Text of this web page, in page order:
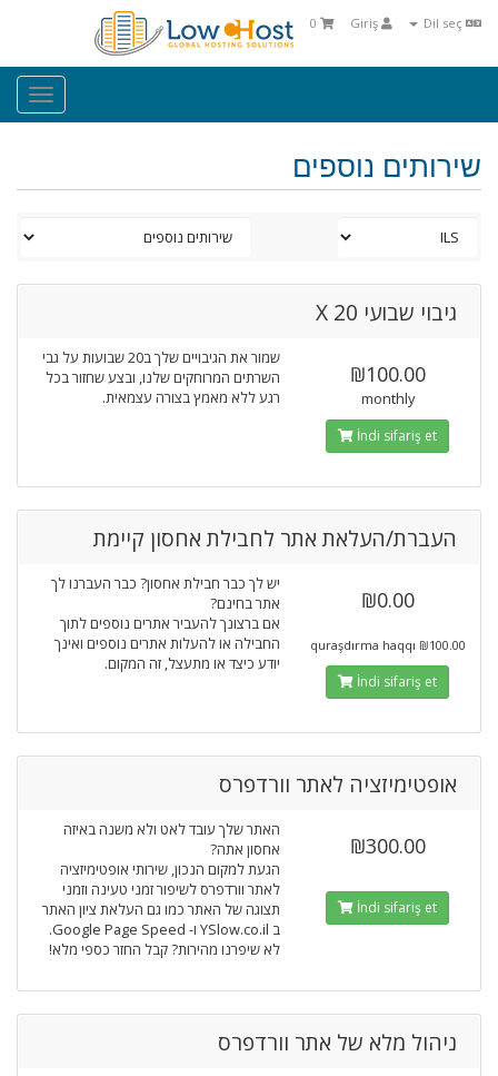
0
שירותים נוספים
גיבוי שבועי X 20
שמור את הגיבויים שלך ב20 שבועות על גבי
השרתים המרוחקים שלנו, ובצע שחזור בכל
רגע ללא מאמץ בצורה עצמאית.
₪100.00
monthly
İndi sifariş et
העברת/העלאת אתר לחבילת אחסון קיימת
יש לך כבר חבילת אחסון? כבר העברנו לך
אתר בחינם?
אם ברצונך להעביר אתרים נוספים לתוך
החבילה או להעלות אתרים נוספים ואינך
יודע כיצד או מתעצל, זה המקום.
₪0.00
₪100.00 quraşdırma haqqı
İndi sifariş et
אופטימיזציה לאתר וורדפרס
האתר שלך עובד לאט ולא משנה באיזה
אחסון אתה?
הגעת למקום הנכון, שירותי אופטימיזציה
לאתר וורדפרס לשיפור זמני טעינה וזמני
תצוגה של האתר כמו גם העלאת ציון האתר
ב YSlow.co.il ו- Google Page Speed.
לא שיפרנו מהירות? קבל החזר כספי מלא!
₪300.00
İndi sifariş et
ניהול מלא של אתר וורדפרס